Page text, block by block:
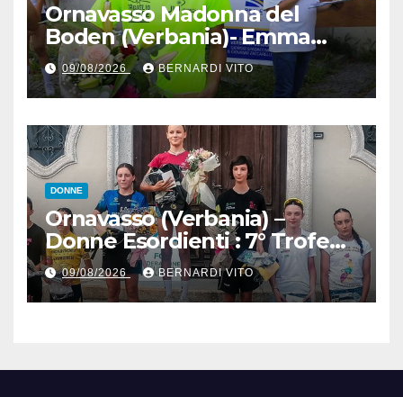
Ornavasso Madonna del
Boden (Verbania)- Emma
Cocca per la rivincita su
Firenze, Elisa Paiusco
Sansottera per la riconferma
tra le migliori Donne Allieve
09/08/2026 BERNARDI VITO
DONNE
Ornavasso (Verbania) –
Donne Esordienti : 7° Trofeo
Santuario Madonna del
Boden, Aurora Cerame e
Martina Zavattero le neo
09/08/2026 BERNARDI VITO